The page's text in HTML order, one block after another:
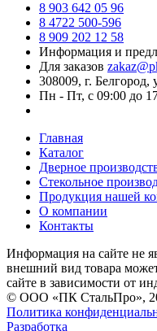
8 903 642 05 96
8 4722 500-596
8 909 202 12 58
Информация и
Для заказов
308009, г. Белгород,
Пн - Пт, с 09:00 до
Главная
Каталог
Дверное
Стекольное
Продукция нашей
О компании
Контакты
Информация на сайте не
внешний вид товара
сайте в зависимости от
© ООО «ПК СтальПро»,
Политика
Разработка